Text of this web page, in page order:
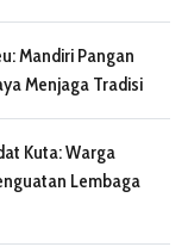
Mandiri Pangan
Menjaga Tradisi
Kuta: Warga
Lembaga